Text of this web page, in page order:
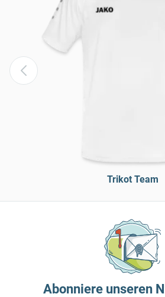
Trikot Team
Abonniere unseren